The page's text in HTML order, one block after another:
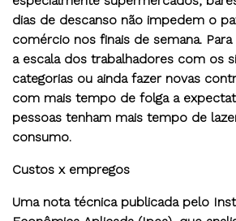
dias de descanso não impedem o
comércio nos finais de semana.
a escala dos trabalhadores com os
categorias ou ainda fazer novas
com mais tempo de folga a
pessoas tenham mais tempo de
consumo.
Custos x empregos
Uma nota técnica publicada pelo